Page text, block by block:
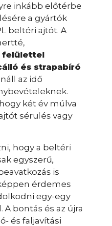
inkább előtérbe
a gyártók
beltéri ajtót. A
felülettel
és strapabíró
az idő
két év múlva
sérülés vagy
hogy a beltéri
egyszerű,
is
érdemes
egy-egy
A bontás és az újra
és faljavítási